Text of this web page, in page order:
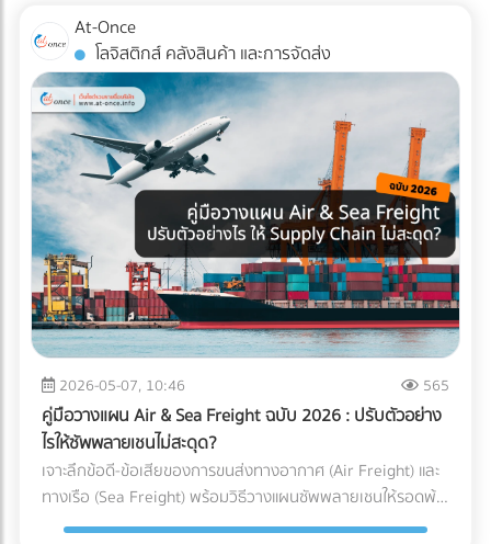
ป้องกันอุบัติเหตุ เหมาะกับใคร?: อาคารที่มีรูปทรงตัว L อยู่แล้ว,
คลังสินค้าที่ต้องการแยกประเภทรถบรรทุกขาเข้าและขาออกแบบ
เด็ดขาด (เช่น รถเทรลเลอร์ส่งของเข้าทางด้านหน้า รถกระบะรับ
ของออกทางด้านข้าง) เช็กลิสต์: เลือก Layout แบบไหนให้ตอบ
โจทย์ที่สุด? หากคุณกำลังจะสร้างคลังสินค้าใหม่ หรือรีโนเวทคลัง
เดิม ลองใช้ 3 คำถามนี้เป็นตัวกรองครับ: ลักษณะอาคารของคุณ
เป็นแบบไหน? (หากมีประตูฝั่งเดียว = บังคับตัว U, หากมีประตู
หน้า-หลัง = ทำตัว I ได้) คุณใช้รถโฟล์คลิฟต์กี่คัน? (ถ้างบจำกัด
และมีรถน้อย การใช้ผังตัว U จะช่วยให้บริหารการใช้รถโฟล์คลิฟต์
ได้คุ้มค่ากว่า) ความเร็วหรือพื้นที่ สำคัญกว่ากัน? (ตัว U เน้น
ประหยัดพื้นที่และยืดหยุ่น ส่วนตัว I เน้นความเร็วและลดคอขวด)
กำลังมองหาผู้เชี่ยวชาญด้านคลังสินค้าอยู่หรือเปล่า? การ
ออกแบบ Layout ที่ดีเป็นเพียงจุดเริ่มต้น การก่อสร้างโครงสร้าง
ที่แข็งแรง การติดตั้งชั้นวาง (Racking System) ที่ได้มาตรฐาน
และการวางระบบคลังสินค้า (WMS) คือฟันเฟืองที่ช่วยให้ธุรกิจ
ของคุณเติบโตอย่างมั่นคง หากคุณกำลังมองหา บริษัทรับเหมา
ก่อสร้างคลังสินค้า, ผู้ให้บริการออกแบบและติดตั้งระบบชั้นวาง
(Racking), หรือผู้ให้บริการ Logistics มืออาชีพ... ไม่ต้องเสีย
เวลาเสิร์ชหาให้ยุ่งยาก!
แต่ยังทำให้ข้อมูลวิ่งตรงเข้าสู่ระบบของสรรพากรอย่างแม่นยำและ
ไร้รอยต่อ 3. กระทบยอด (Reconcile) บัญชีและสต็อกสินค้า
อย่างสม่ำเสมอ ข้อผิดพลาดสุดคลาสสิกของ SME คือการ "ดอง
เอกสาร" ไว้ทำทีเดียวตอนสิ้นปี ซึ่งในยุคที่สรรพากรเห็นข้อมูล e-
Payment ของคุณแทบจะแบบ Real-time การรอแก้ปัญหาตอน
สิ้นปีถือว่าสายเกินไป วิธีแก้: ต้องทำการ "กระทบยอดบัญชี"
ระหว่าง Statement ธนาคาร กับสมุดบัญชีรายวันเป็นประจำ "ทุก
เดือน" รวมถึงต้องมีการนับสต็อกสินค้าให้ตรงกับตัวเลขในระบบ
อยู่เสมอ หากพบความผิดปกติจะได้ปรับปรุงแก้ไขได้ทันท่วงที 3
เหตุผลที่ธุรกิจยุค 2026 ขาด “สำนักงานบัญชีมืออาชีพ” ไม่ได้
การจ้างสำนักงานบัญชีที่ได้มาตรฐาน เป็นได้มากกว่าแค่งาน
ธุรการหรือผู้คีย์ข้อมูล ราคาที่ต้องจ่าย "ไม่ใช่ความสิ้นเปลือง แต่
คือการลงทุน" ที่ช่วยชี้ชะตาความอยู่รอดขององค์กรด้วย 3
เหตุผลหลัก ดังนี้: 1. เป็นเครื่องดักจับ Red Flags ก่อนถึงมือ AI
สรรพากร สำนักงานบัญชีมืออาชีพ (ที่มี CPA หรือ CPD ดูแล) จะ
ทำหน้าที่เป็น “แนวป้องกันแรก” ตรวจสอบความสอดคล้องของ
ตัวเลข (Reconciliation) เทียบเคียงสัดส่วนรายได้และค่าใช้จ่ายให้
สมเหตุสมผล และช่วยอุดรอยรั่วของข้อมูลก่อนยื่นต่อกรม
สรรพากร 2. เปลี่ยนผ่านการยื่นเอกสารกระดาษ สู่ Digital Tax
อย่างไร้รอยต่อ สำนักงานบัญชียุคใหม่จะมีเครื่องมือและ
At-Once
โลจิสติกส์ คลังสินค้า และการจัดส่ง
2026-05-07, 10:46 565
คู่มือวางแผน Air & Sea Freight ฉบับ 2026 : ปรับตัวอย่าง
ไรให้ซัพพลายเชนไม่สะดุด?
เจาะลึกข้อดี-ข้อเสียของการขนส่งทางอากาศ (Air Freight) และ
ทางเรือ (Sea Freight) พร้อมวิธีวางแผนซัพพลายเชนให้รอดพ้น
ทุกวิกฤต ค้นหาพาร์ทเนอร์โลจิสติกส์ได้ที่ At-Once